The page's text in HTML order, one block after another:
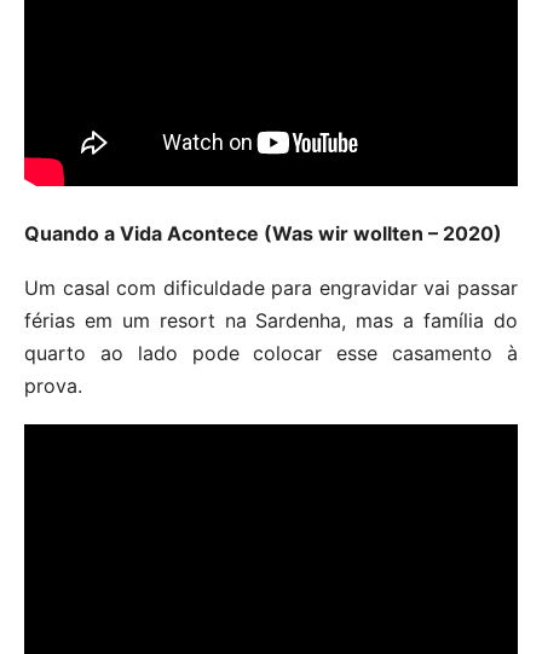
Quando a Vida Acontece (Was wir wollten – 2020)
Um casal com dificuldade para engravidar vai passar
férias em um resort na Sardenha, mas a família do
quarto ao lado pode colocar esse casamento à
prova.